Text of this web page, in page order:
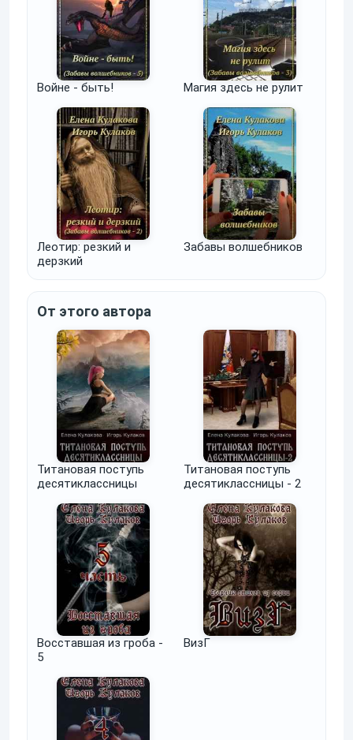
Войне - быть! Магия здесь не рулит
Леотир: резкий и
дерзкий
Забавы волшебников
От этого автора
Титановая поступь
десятиклассницы
Титановая поступь
десятиклассницы - 2
Восставшая из гроба -
5
ВизГ